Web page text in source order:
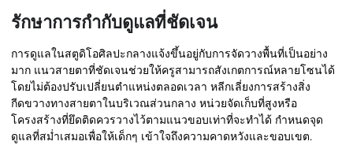
รักษาการกำกับดูแลที่ชัดเจน
การดูแลในสตูดิโอศิลปะกลางแจ้งขึ้นอยู่กับการจัดวางพื้นที่เป็นอย่าง
มาก แนวสายตาที่ชัดเจนช่วยให้ครูสามารถสังเกตการณ์หลายโซนได้
โดยไม่ต้องปรับเปลี่ยนตำแหน่งตลอดเวลา หลีกเลี่ยงการสร้างสิ่ง
กีดขวางทางสายตาในบริเวณส่วนกลาง หน่วยจัดเก็บที่สูงหรือ
โครงสร้างที่ยึดติดควรวางไว้ตามแนวขอบเท่าที่จะทำได้ กำหนดจุด
ดูแลที่สม่ำเสมอเพื่อให้เด็กๆ เข้าใจถึงความคาดหวังและขอบเขต.